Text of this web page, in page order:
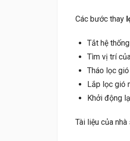
Các bước thay
Tắt hệ
Tìm vị trí
Tháo lọc
Lắp lọc gió
Khởi động
Tài liệu của nhà